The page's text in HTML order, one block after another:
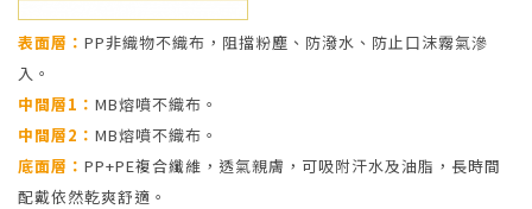
表面層： PP非織物不織布，阻擋粉塵、防潑水、防止口沫霧氣滲
入。
中間層1： MB熔噴不織布。
中間層2： MB熔噴不織布。
底面層： PP+PE複合纖維，透氣親膚，可吸附汗水及油脂，長時間
配戴依然乾爽舒適。